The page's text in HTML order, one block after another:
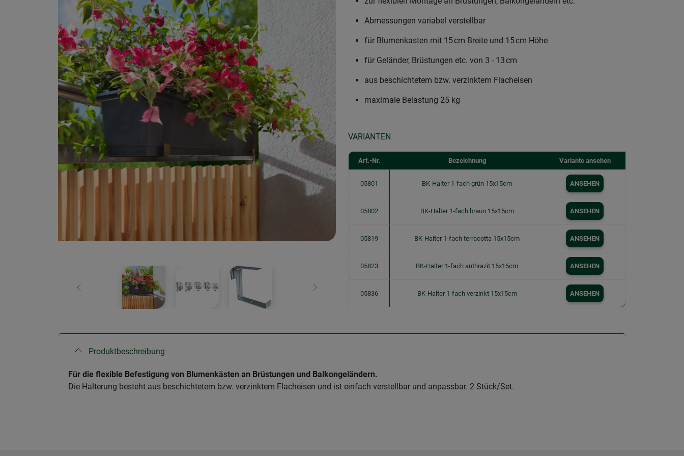
Zurück Weiter
Abmessungen variabel verstellbar
für Blumenkasten mit 15 cm Breite und 15 cm Höhe
für Geländer, Brüstungen etc. von 3 - 13 cm
aus beschichtetem bzw. verzinktem Flacheisen
maximale Belastung 25 kg
VARIANTEN
Art.-Nr. Bezeichnung Variante ansehen
05801 BK-Halter 1-fach grün 15x15cm ANSEHEN
05802 BK-Halter 1-fach braun 15x15cm ANSEHEN
05819 BK-Halter 1-fach terracotta 15x15cm ANSEHEN
05823 BK-Halter 1-fach anthrazit 15x15cm ANSEHEN
05836 BK-Halter 1-fach verzinkt 15x15cm ANSEHEN
Produktbeschreibung
Für die flexible Befestigung von Blumenkästen an Brüstungen und Balkongeländern.
Die Halterung besteht aus beschichtetem bzw. verzinktem Flacheisen und ist einfach verstellbar und anpassbar. 2 Stück/Set.